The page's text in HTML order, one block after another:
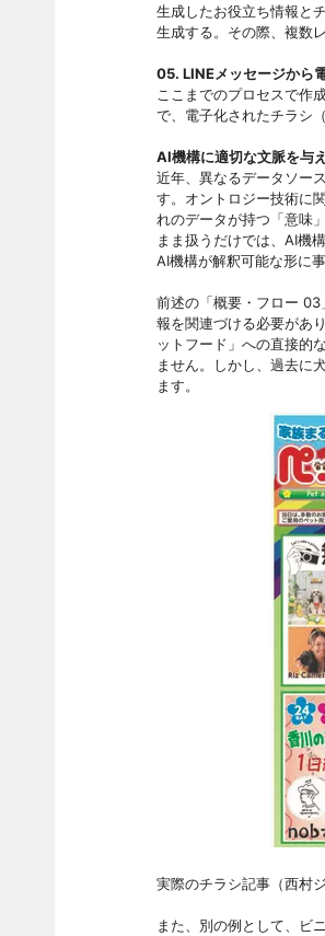
生成したお役立ち情報と
生成する。その際、複数
05. LINEメッセージから
ここまでのプロセスで作
で、電子化されたチラシ
AI機構に適切な文脈を与
近年、異なるデータソー
す。オントロジー技術に
れのデータが持つ「意味
まま扱うだけでは、AI機
AI機構が解釈可能な形に
前述の「概要・フロー
報を関連づける必要があ
ットフード」への直接的
ません。しかし、過去に
ます。
実際のチラシ記事（西村
また、別の例として、ビ